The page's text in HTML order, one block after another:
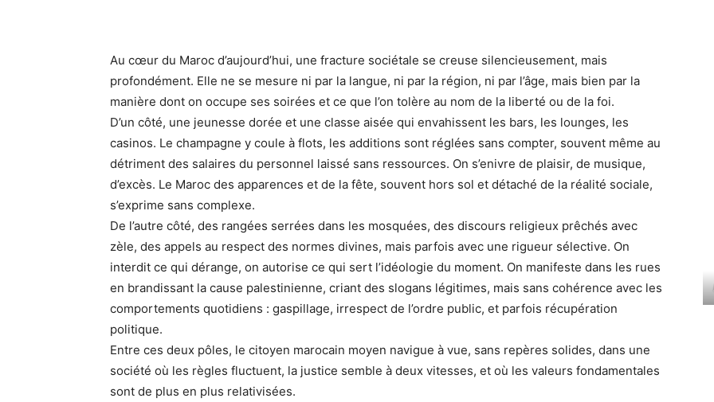
Au cœur du Maroc d’aujourd’hui, une fracture sociétale se creuse silencieusement, mais
profondément. Elle ne se mesure ni par la langue, ni par la région, ni par l’âge, mais bien par la
manière dont on occupe ses soirées et ce que l’on tolère au nom de la liberté ou de la foi.
D’un côté, une jeunesse dorée et une classe aisée qui envahissent les bars, les lounges, les
casinos. Le champagne y coule à flots, les additions sont réglées sans compter, souvent même au
détriment des salaires du personnel laissé sans ressources. On s’enivre de plaisir, de musique,
d’excès. Le Maroc des apparences et de la fête, souvent hors sol et détaché de la réalité sociale,
s’exprime sans complexe.
De l’autre côté, des rangées serrées dans les mosquées, des discours religieux prêchés avec
zèle, des appels au respect des normes divines, mais parfois avec une rigueur sélective. On
interdit ce qui dérange, on autorise ce qui sert l’idéologie du moment. On manifeste dans les rues
en brandissant la cause palestinienne, criant des slogans légitimes, mais sans cohérence avec les
comportements quotidiens : gaspillage, irrespect de l’ordre public, et parfois récupération
politique.
Entre ces deux pôles, le citoyen marocain moyen navigue à vue, sans repères solides, dans une
société où les règles fluctuent, la justice semble à deux vitesses, et où les valeurs fondamentales
sont de plus en plus relativisées.